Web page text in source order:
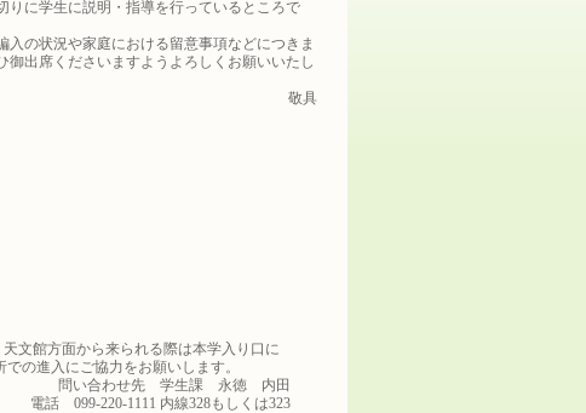
に学生に説明・指導を行っているところで
の状況や家庭における留意事項などにつきま
出席くださいますようよろしくお願いいたし
敬具
文館方面から来られる際は本学入り口に
の進入にご協力をお願いします。
問い合わせ先 学生課 永徳 内田
電話 099-220-1111 内線328もしくは323